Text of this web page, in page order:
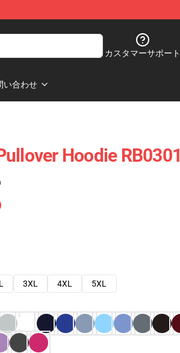
カスタマーサポート
い合わせ
Hoodie RB0301
3XL 4XL
5XL